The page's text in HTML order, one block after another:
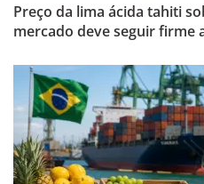
Preço da lima ácida tahiti
mercado deve seguir firme